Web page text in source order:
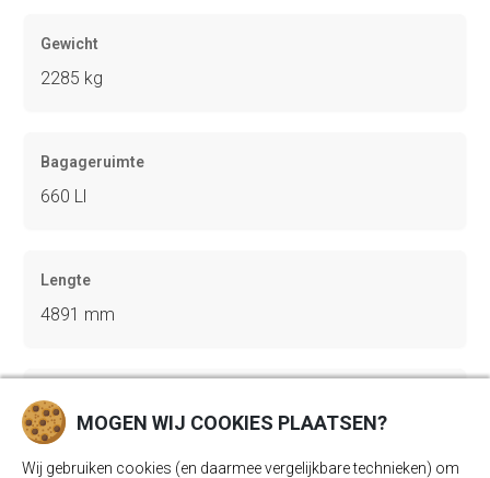
Gewicht
2285 kg
Bagageruimte
660 Ll
Lengte
4891 mm
Breedte
1937 mmMOGEN WIJ COOKIES PLAATSEN?
Wij gebruiken cookies (en daarmee vergelijkbare technieken) om